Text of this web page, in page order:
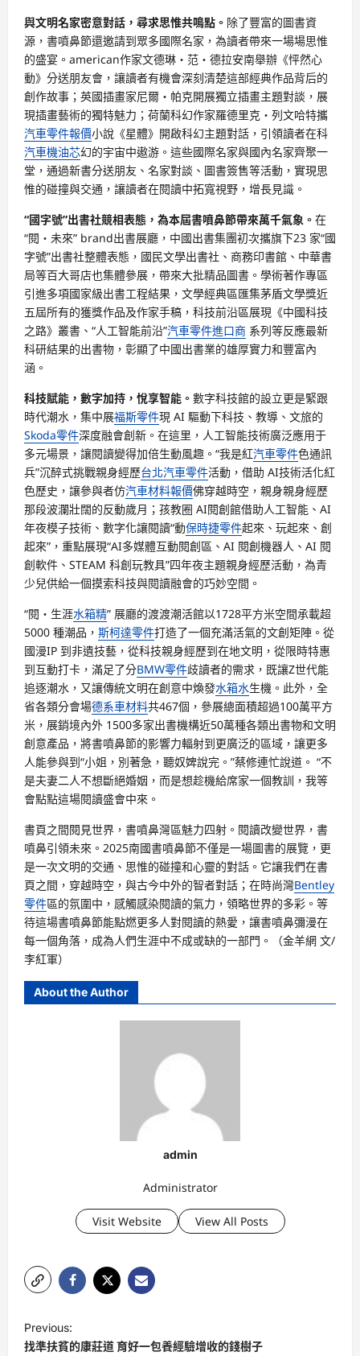
與文明名家密意對話，尋求思惟共鳴點。 除了豐富的圖書資
源，書噴鼻節還邀請到眾多國際名家，為讀者帶來一場場思惟
的盛宴。american作家文德琳・范・德拉安南舉辦《怦然心
動》分送朋友會，讓讀者有機會深刻清楚這部經典作品背后的
創作故事；英國插畫家尼爾・帕克開展獨立插畫主題對談，展
現插畫藝術的獨特魅力；荷蘭科幻作家羅德里克・列文哈特攜
汽車零件報價小說《星體》開啟科幻主題對話，引領讀者在科
汽車機油芯幻的宇宙中遨游。這些國際名家與國內名家齊聚一
堂，通過新書分送朋友、名家對談、圖書簽售等活動，實現思
惟的碰撞與交通，讓讀者在閱讀中拓寬視野，增長見識。
“國字號”出書社競相表態，為本屆書噴鼻節帶來萬千氣象。 在
“閱・未來” brand出書展廳，中國出書集團初次攜旗下23 家“國
字號”出書社整體表態，國民文學出書社、商務印書館、中華書
局等百大哥店也集體參展，帶來大批精品圖書。學術著作專區
引進多項國家級出書工程結果，文學經典區匯集茅盾文學獎近
五屆所有的獲獎作品及作家手稿，科技前沿區展現《中國科技
之路》叢書、“人工智能前沿”汽車零件進口商 系列等反應最新
科研結果的出書物，彰顯了中國出書業的雄厚實力和豐富內
涵。
科技賦能，數字加持，悅享智能。 數字科技館的設立更是緊跟
時代潮水，集中展福斯零件現 AI 驅動下科技、教導、文旅的
Skoda零件深度融會創新。在這里，人工智能技術廣泛應用于
多元場景，讓閱讀變得加倍生動風趣。“我是紅汽車零件色通訊
兵”沉醉式挑戰親身經歷台北汽車零件活動，借助 AI技術活化紅
色歷史，讓參與者仿汽車材料報價佛穿越時空，親身親身經歷
那段波瀾壯闊的反動歲月；孩教圈 AI閱創館借助人工智能、AI
年夜模子技術、數字化讓閱讀“動保時捷零件起來、玩起來、創
起來”，重點展現“AI多媒體互動閱創區、AI 閱創機器人、AI 閱
創軟件、STEAM 科創玩教具”四年夜主題親身經歷活動，為青
少兒供給一個摸索科技與閱讀融會的巧妙空間。
“閱・生涯水箱精” 展廳的渡渡潮活館以1728平方米空間承載超
5000 種潮品， 斯柯達零件打造了一個充滿活氣的文創矩陣。從
國漫IP 到非遺技藝，從科技親身經歷到在地文明，從限時特惠
到互動打卡，滿足了分BMW零件歧讀者的需求，既讓Z世代能
追逐潮水，又讓傳統文明在創意中煥發水箱水生機。此外，全
省各類分會場德系車材料共467個，參展總面積超過100萬平方
米，展銷境內外 1500多家出書機構近50萬種各類出書物和文明
創意產品，將書噴鼻節的影響力輻射到更廣泛的區域，讓更多
人能參與到“小姐，別著急，聽奴婢說完。”蔡修連忙說道。 “不
是夫妻二人不想斷絕婚姻，而是想趁機給席家一個教訓，我等
會點點這場閱讀盛會中來。
書頁之間閱見世界，書噴鼻灣區魅力四射。閱讀改變世界，書
噴鼻引領未來。2025南國書噴鼻節不僅是一場圖書的展覽，更
是一次文明的交通、思惟的碰撞和心靈的對話。它讓我們在書
頁之間，穿越時空，與古今中外的智者對話；在時尚灣Bentley
零件區的氛圍中，感觸感染閱讀的氣力，領略世界的多彩。等
待這場書噴鼻節能點燃更多人對閱讀的熱愛，讓書噴鼻彌漫在
每一個角落，成為人們生涯中不成或缺的一部門。（金羊網 文/
李紅軍）
About the Author
admin
Administrator
Visit Website View All Posts
o
Previous:
找準扶貧的康莊道 育好一包養經驗增收的錢樹子